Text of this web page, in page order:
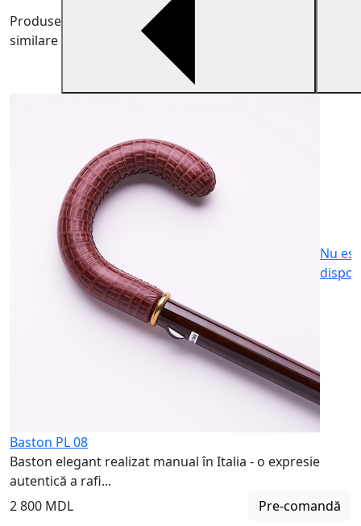
Produse
similare
Nu
Baston PL 08
Baston elegant realizat manual în Italia - o expresie
autentică a rafi...
2 800 MDL
Pre-comandă